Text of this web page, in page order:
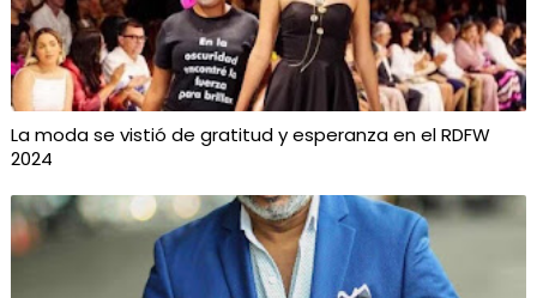
La moda se vistió de gratitud y esperanza en el RDFW
2024